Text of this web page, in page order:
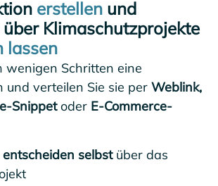
erstellen und
Klimaschutzprojekte
lassen
wenigen Schritten eine
und verteilen Sie sie per Weblink,
Snippetoder E-Commerce-
entscheiden selbstüber das